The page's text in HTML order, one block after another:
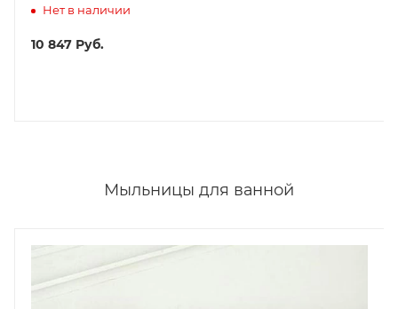
Нет в наличии
10 847 Руб.
Мыльницы для ванной